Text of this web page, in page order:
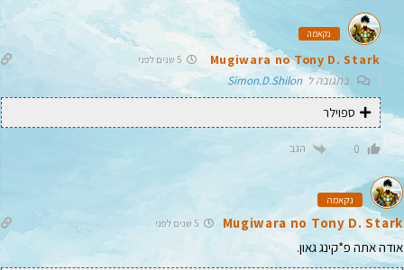
נקאמה
Mugiwara no Tony D. Stark 5 שנים לפני
בתגובה לSimon.D.Shilon
ספוילר
0 הגב
נקאמה
Mugiwara no Tony D. Stark 5 שנים לפני
אודה אתה פ*קינג גאון.